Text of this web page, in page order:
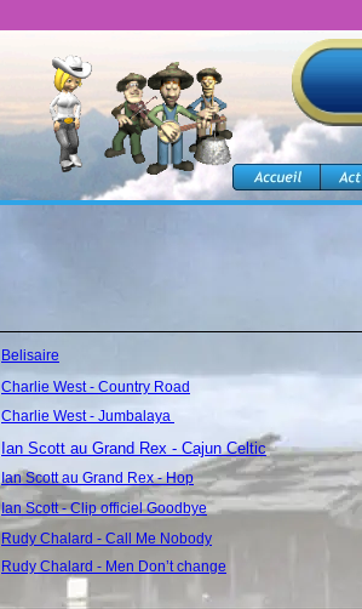
Belisaire
Charlie West - Country Road
Charlie West - Jumbalaya
Ian Scott au Grand Rex - Cajun Celtic
Ian Scott au Grand Rex - Hop
Ian Scott - Clip officiel Goodbye
Rudy Chalard - Call Me Nobody
Rudy Chalard - Men Don’t change